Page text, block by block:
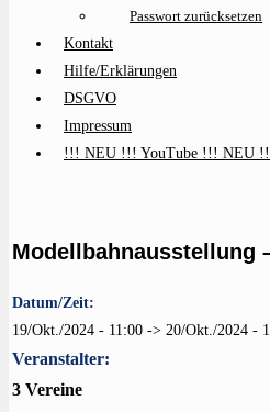
Passwort zurücksetzen
Kontakt
Hilfe/Erklärungen
DSGVO
Impressum
!!! NEU !!! YouTube !!! NEU
Modellbahnausstellung
Datum/Zeit:
19/Okt./2024 - 11:00 -> 20/Okt./2024 -
Veranstalter:
3 Vereine